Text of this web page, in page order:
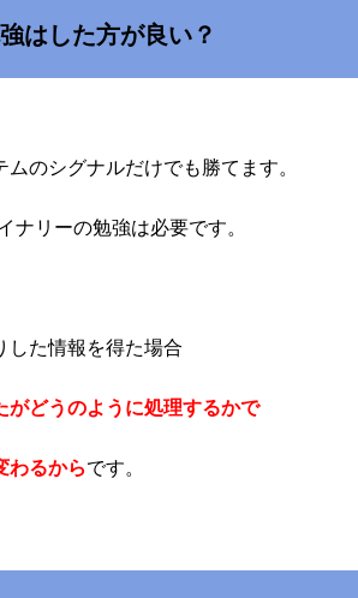
はした方が良い？
のシグナルだけでも勝てます。
ナリーの勉強は必要です。
した情報を得た場合
がどうのように処理するかで
わるからです。